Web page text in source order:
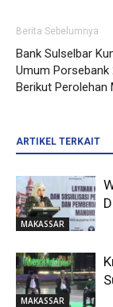
Berita Sebelumnya
Bank Sulselbar
Umum Porsebank
Berikut Perolehan
ARTIKEL TERKAIT
MAKASSAR
MAKASSAR